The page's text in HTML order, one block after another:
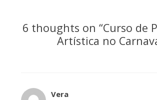
6 thoughts on “Curso de
Artística no
Vera